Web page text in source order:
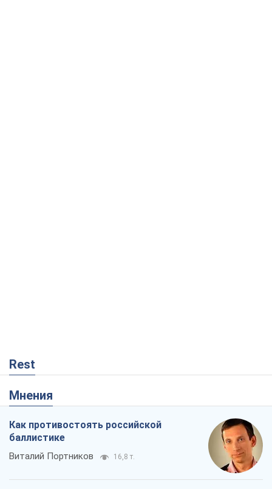
Rest
Мнения
Как противостоять российской
баллистике
Виталий Портников 16,8 т.